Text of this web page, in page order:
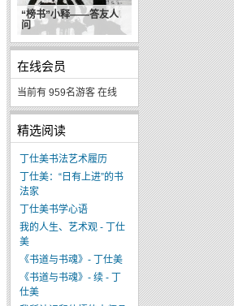
“榜书”小释——答友人
问
在线会员
当前有 959名游客 在线
精选阅读
丁仕美书法艺术履历
丁仕美：“日有上进”的书
法家
丁仕美书学心语
我的人生、艺术观 - 丁仕
美
《书道与书魂》- 丁仕美
《书道与书魂》- 续 - 丁
仕美